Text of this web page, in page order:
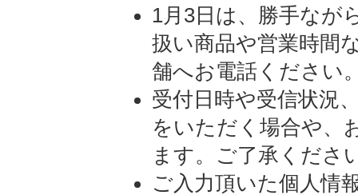
1月3日は、勝手なが
扱い商品や営業時間
舗へお電話ください
受付日時や受信状況
をいただく場合や、
ます。ご了承くださ
ご入力頂いた個人情